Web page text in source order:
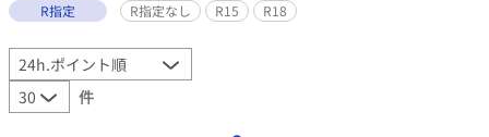
R指定
R指定なし R15 R18
件